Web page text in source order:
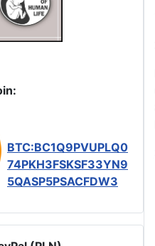
BTC:BC1Q9PVUPLQ0
74PKH3FSKSF33YN9
5QASP5PSACFDW3